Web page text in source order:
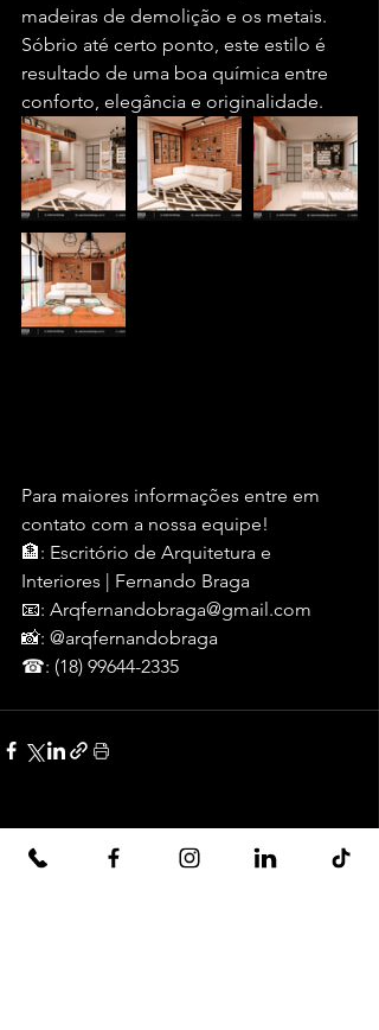
madeiras de demolição e os metais.
Sóbrio até certo ponto, este estilo é
resultado de uma boa química entre
conforto, elegância e originalidade.
Para maiores informações entre em
contato com a nossa equipe!
🏦: Escritório de Arquitetura e
Interiores | Fernando Braga
📧: Arqfernandobraga@gmail.com
📸: @arqfernandobraga
☎: (18) 99644-2335